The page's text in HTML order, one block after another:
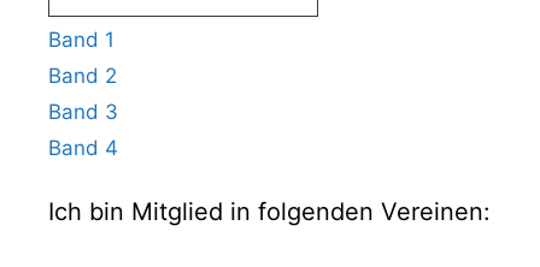
Band 1
Band 2
Band 3
Band 4
Ich bin Mitglied in folgenden Vereinen: